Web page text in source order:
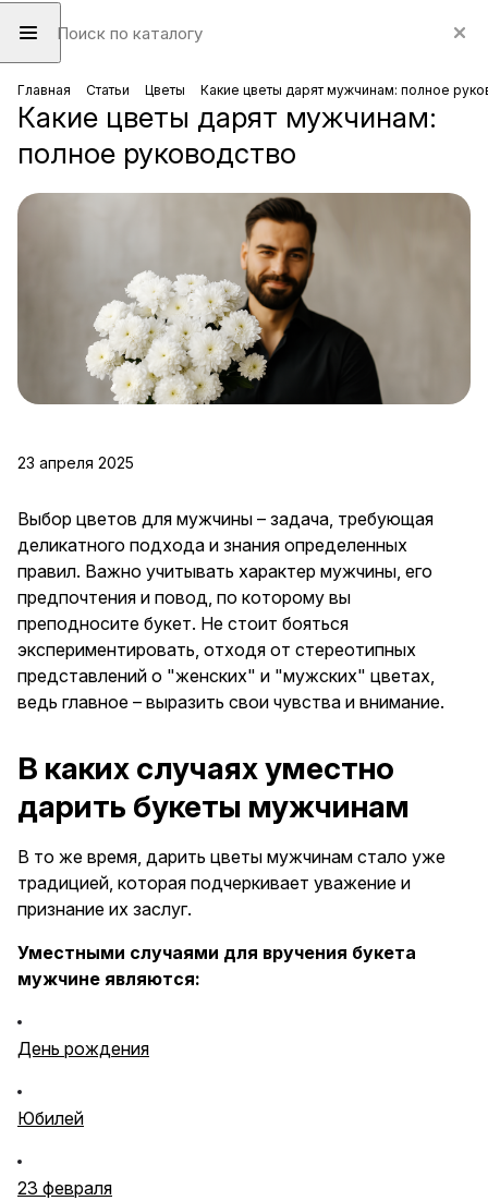
Главная Статьи Цветы Какие цветы дарят мужчинам: полное
Какие цветы дарят мужчинам:
полное руководство
23 апреля 2025
Выбор цветов для мужчины – задача, требующая
деликатного подхода и знания определенных
правил. Важно учитывать характер мужчины, его
предпочтения и повод, по которому вы
преподносите букет. Не стоит бояться
экспериментировать, отходя от стереотипных
представлений о "женских" и "мужских" цветах,
ведь главное – выразить свои чувства и внимание.
В каких случаях уместно
дарить букеты мужчинам
В то же время, дарить цветы мужчинам стало уже
традицией, которая подчеркивает уважение и
признание их заслуг.
Уместными случаями для вручения букета
мужчине являются:
День рождения
Юбилей
23 февраля